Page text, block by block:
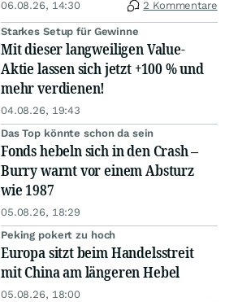
06.08.26, 14:30 2 Kommentare
Starkes Setup für Gewinne
Mit dieser langweiligen Value-
Aktie lassen sich jetzt +100 % und
mehr verdienen!
04.08.26, 19:43
Das Top könnte schon da sein
Fonds hebeln sich in den Crash –
Burry warnt vor einem Absturz
wie 1987
05.08.26, 18:29
Peking pokert zu hoch
Europa sitzt beim Handelsstreit
mit China am längeren Hebel
05.08.26, 18:00